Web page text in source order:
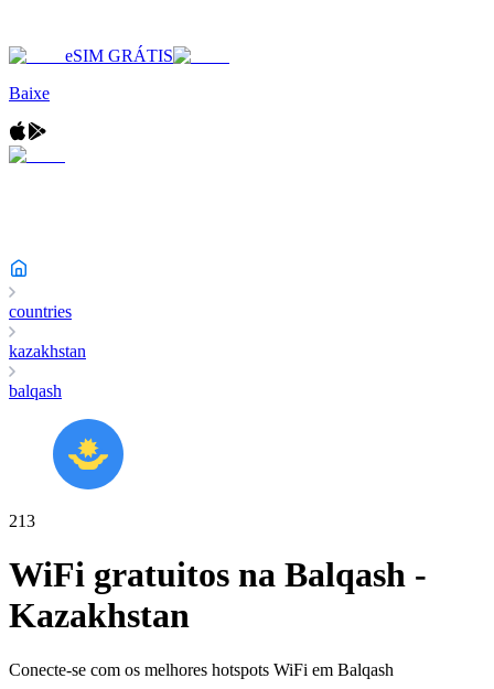
eSIM GRÁTIS
Baixe
countries
kazakhstan
balqash
213
WiFi gratuitos na Balqash -
Kazakhstan
Conecte-se com os melhores hotspots WiFi em Balqash